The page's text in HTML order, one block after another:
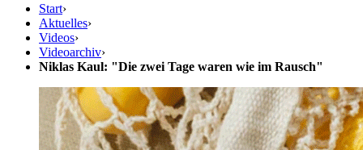
Start›
Aktuelles›
Videos›
Videoarchiv›
Niklas Kaul: "Die zwei Tage waren wie im Rausch"